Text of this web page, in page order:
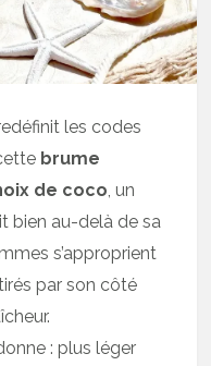
les codes
brume
de coco, un
bien au-delà de sa
s’approprient
par son côté
: plus léger